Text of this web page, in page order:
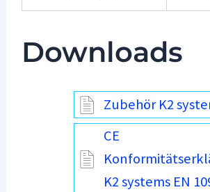
Downloads
Zubehör K2
CE
K2 systems EN